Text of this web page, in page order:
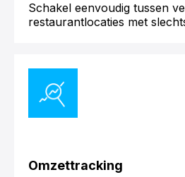
Schakel eenvoudig tussen
restaurantlocaties met
Omzettracking